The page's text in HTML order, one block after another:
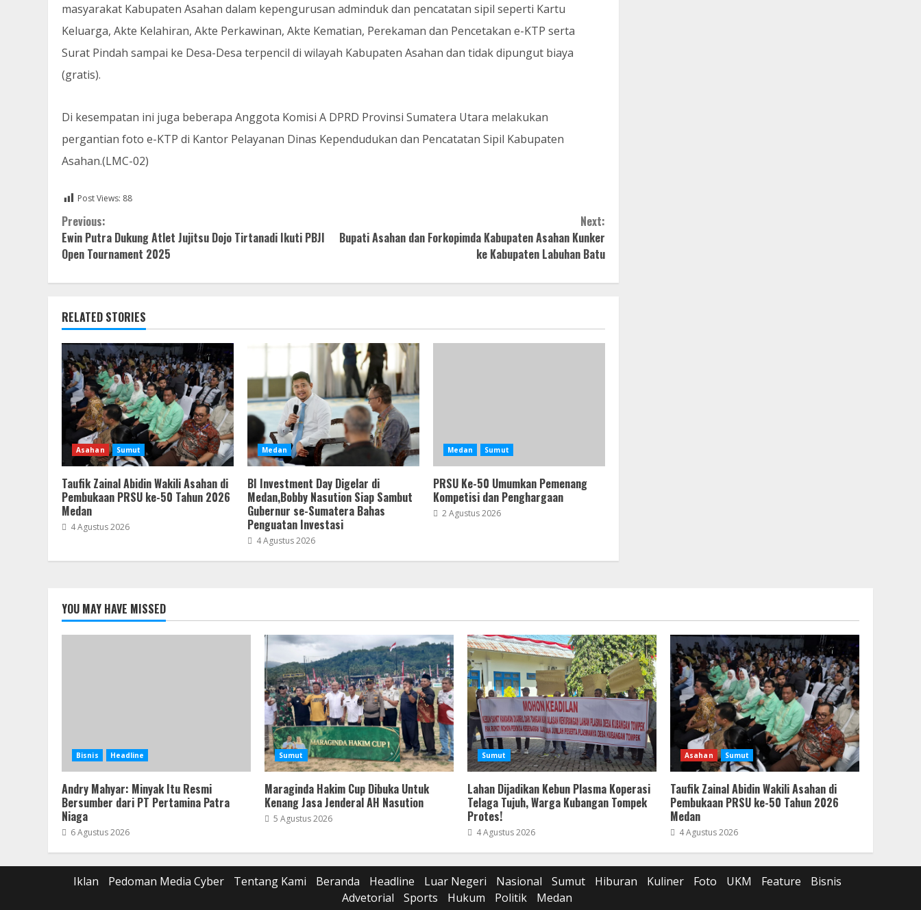
masyarakat Kabupaten Asahan dalam kepengurusan adminduk dan pencatatan sipil seperti Kartu
Keluarga, Akte Kelahiran, Akte Perkawinan, Akte Kematian, Perekaman dan Pencetakan e-KTP serta
Surat Pindah sampai ke Desa-Desa terpencil di wilayah Kabupaten Asahan dan tidak dipungut biaya
(gratis).
Di kesempatan ini juga beberapa Anggota Komisi A DPRD Provinsi Sumatera Utara melakukan
pergantian foto e-KTP di Kantor Pelayanan Dinas Kependudukan dan Pencatatan Sipil Kabupaten
Asahan.(LMC-02)
Post Views: 88
Continue
Reading
Previous:
Ewin Putra Dukung Atlet Jujitsu Dojo Tirtanadi Ikuti PBJI
Open Tournament 2025
Next:
Bupati Asahan dan Forkopimda Kabupaten Asahan Kunker
ke Kabupaten Labuhan Batu
RELATED STORIES
Asahan Sumut
Taufik Zainal Abidin Wakili Asahan di
Pembukaan PRSU ke-50 Tahun 2026
Medan
4 Agustus 2026
Medan
BI Investment Day Digelar di
Medan,Bobby Nasution Siap Sambut
Gubernur se-Sumatera Bahas
Penguatan Investasi
4 Agustus 2026
Medan Sumut
PRSU Ke-50 Umumkan Pemenang
Kompetisi dan Penghargaan
2 Agustus 2026
YOU MAY HAVE MISSED
Bisnis Headline
Andry Mahyar: Minyak Itu Resmi
Bersumber dari PT Pertamina Patra
Niaga
6 Agustus 2026
Sumut
Maraginda Hakim Cup Dibuka Untuk
Kenang Jasa Jenderal AH Nasution
5 Agustus 2026
Sumut
Lahan Dijadikan Kebun Plasma Koperasi
Telaga Tujuh, Warga Kubangan Tompek
Protes!
4 Agustus 2026
Asahan Sumut
Taufik Zainal Abidin Wakili Asahan di
Pembukaan PRSU ke-50 Tahun 2026
Medan
4 Agustus 2026
Iklan Pedoman Media Cyber Tentang Kami Beranda Headline Luar Negeri Nasional Sumut Hiburan Kuliner Foto UKM Feature
Bisnis
Advetorial
Sports Hukum Politik Medan